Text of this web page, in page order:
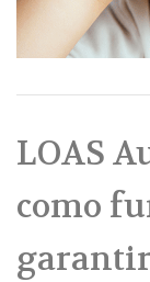
LOAS
como